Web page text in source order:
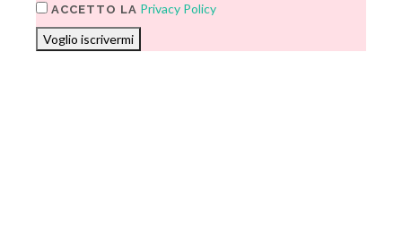
ACCETTO LA Privacy Policy
Voglio iscrivermi